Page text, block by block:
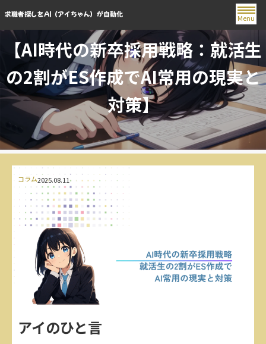
求職者探しをAI（アイちゃん）が自動化 Menu
【AI時代の新卒採用戦略：就活生
の2割がES作成でAI常用の現実と
対策】
コラム2025.08.11
アイのひと言